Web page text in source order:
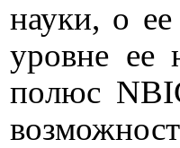
науки, о
уровне ее
полюс